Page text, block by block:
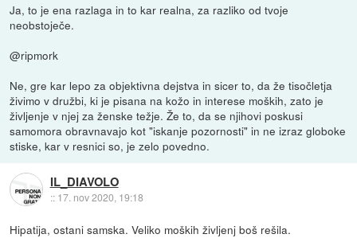
Ja, to je ena razlaga in to kar realna, za razliko od tvoje
neobstoječe.
@ripmork
Ne, gre kar lepo za objektivna dejstva in sicer to, da že tisočletja
živimo v družbi, ki je pisana na kožo in interese moških, zato je
življenje v njej za ženske težje. Že to, da se njihovi poskusi
samomora obravnavajo kot "iskanje pozornosti" in ne izraz globoke
stiske, kar v resnici so, je zelo povedno.
IL_DIAVOLO
:: 17. nov 2020, 19:18
Hipatija, ostani samska. Veliko moških življenj boš rešila.